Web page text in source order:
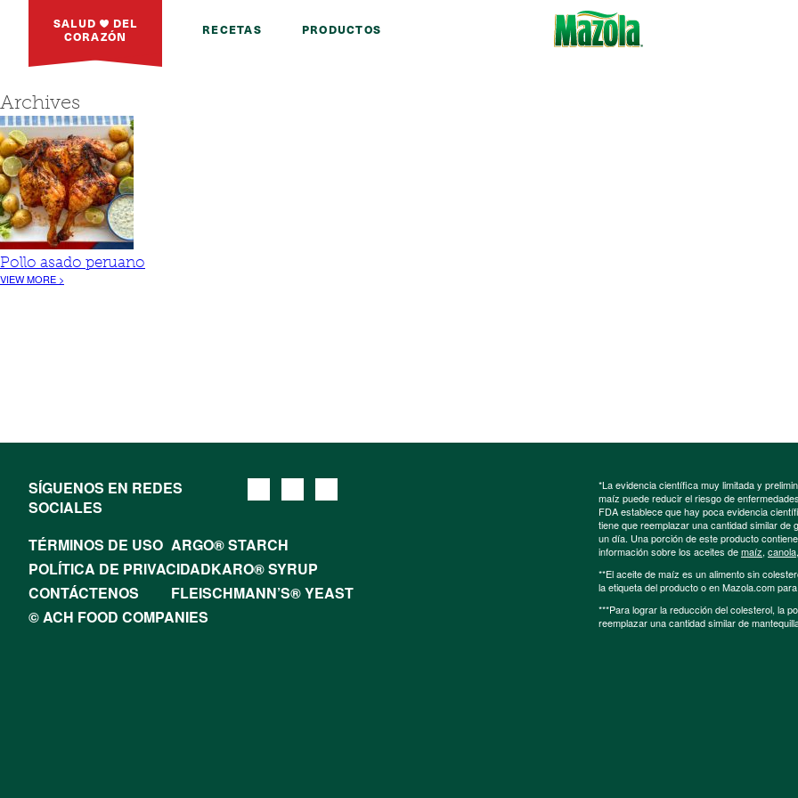
SALUD DEL
CORAZÓN RECETAS PRODUCTOS
Archives
Pollo asado peruano
VIEW MORE >
SÍGUENOS EN REDES
SOCIALES
TÉRMINOS DE USO ARGO® STARCH
POLÍTICA DE PRIVACIDADKARO® SYRUP
CONTÁCTENOS
FLEISCHMANN’S® YEAST
© ACH FOOD COMPANIES
*La evidencia científica muy limitada y
maíz puede reducir el riesgo de
FDA establece que hay poca evidencia
tiene que reemplazar una cantidad similar
un día. Una porción de este producto
información sobre los aceites demaíz, canola,
**El aceite de maíz es un alimento sin
la etiqueta del producto o en Mazola.com
***Para lograr la reducción del colesterol, la
reemplazar una cantidad similar de